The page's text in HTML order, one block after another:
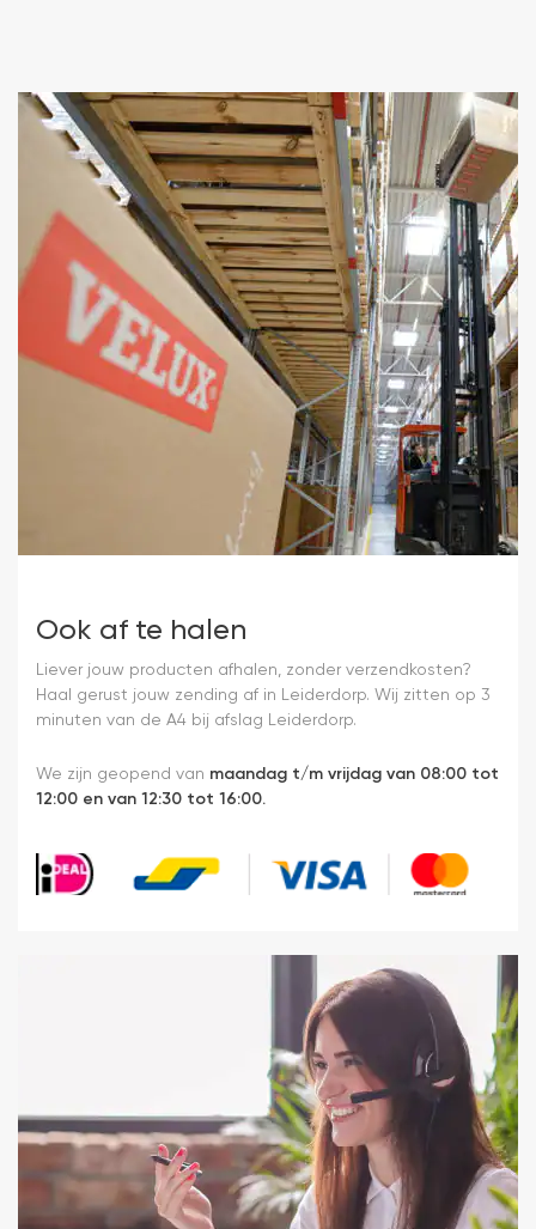
Ook af te halen
Liever jouw producten afhalen, zonder verzendkosten?
Haal gerust jouw zending af in Leiderdorp. Wij zitten op 3
minuten van de A4 bij afslag Leiderdorp.
We zijn geopend van maandag t/m vrijdag van 08:00 tot
12:00 en van 12:30 tot 16:00.